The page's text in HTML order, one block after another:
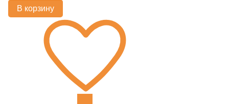
В корзину